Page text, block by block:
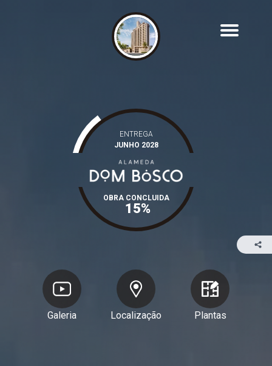
ENTREGA
JUNHO 2028
OBRA CONCLUIDA
15%
Galeria Localização Plantas